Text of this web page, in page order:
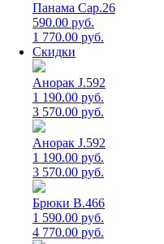
Панама Cap.26
590.00 руб.
1 770.00 руб.
Скидки
Анорак J.592
1 190.00 руб.
3 570.00 руб.
Анорак J.592
1 190.00 руб.
3 570.00 руб.
Брюки B.466
1 590.00 руб.
4 770.00 руб.